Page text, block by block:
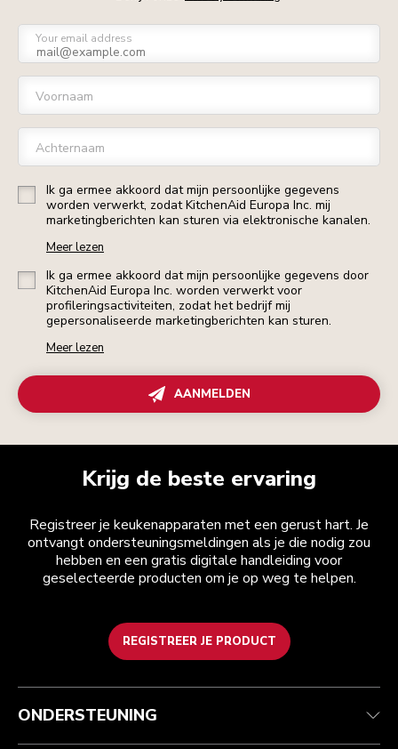
Your email address
Voornaam
Achternaam
Ik ga ermee akkoord dat mijn persoonlijke gegevens
worden verwerkt, zodat KitchenAid Europa Inc. mij
marketingberichten kan sturen via elektronische kanalen.
Meer lezen
Ik ga ermee akkoord dat mijn persoonlijke gegevens door
KitchenAid Europa Inc. worden verwerkt voor
profileringsactiviteiten, zodat het bedrijf mij
gepersonaliseerde marketingberichten kan sturen.
Meer lezen
AANMELDEN
Krijg de beste ervaring
Registreer je keukenapparaten met een gerust hart. Je
ontvangt ondersteuningsmeldingen als je die nodig zou
hebben en een gratis digitale handleiding voor
geselecteerde producten om je op weg te helpen.
REGISTREER JE PRODUCT
Health check
Je bestelling volgen
Garantie en documenten
Algemene voorwaarden
Retournering en terugbetaling
Imprint
Het merk
Zoek een winkel
ONDERSTEUNING